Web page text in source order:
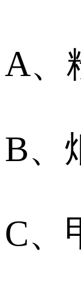
A、
B、
C、